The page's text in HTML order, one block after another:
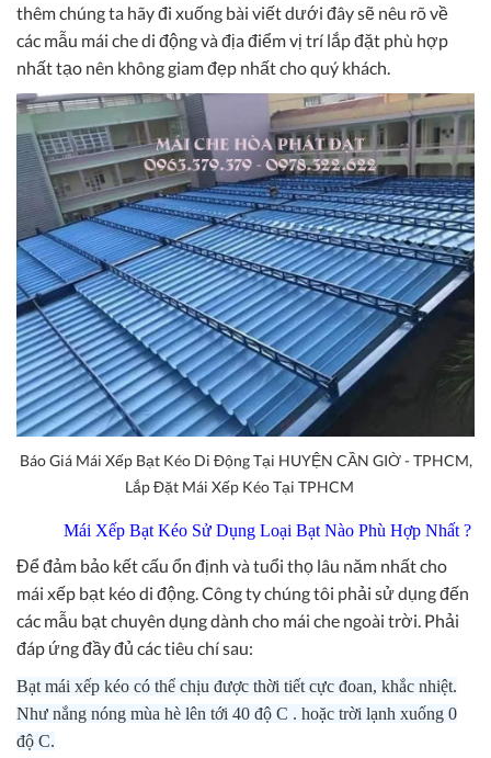
thêm chúng ta hãy đi xuống bài viết dưới đây sẽ nêu rõ về
các mẫu mái che di động và địa điểm vị trí lắp đặt phù hợp
nhất tạo nên không giam đẹp nhất cho quý khách.
Báo Giá Mái Xếp Bạt Kéo Di Động Tại HUYỆN CẦN GIỜ - TPHCM,
Lắp Đặt Mái Xếp Kéo Tại TPHCM
Mái Xếp Bạt Kéo Sử Dụng Loại Bạt Nào Phù Hợp Nhất ?
Để đảm bảo kết cấu ổn định và tuổi thọ lâu năm nhất cho
mái xếp bạt kéo di động. Công ty chúng tôi phải sử dụng đến
các mẫu bạt chuyên dụng dành cho mái che ngoài trời. Phải
đáp ứng đầy đủ các tiêu chí sau:
Bạt mái xếp kéo có thể chịu được thời tiết cực đoan, khắc nhiệt.
Như nắng nóng mùa hè lên tới 40 độ C . hoặc trời lạnh xuống 0
độ C.